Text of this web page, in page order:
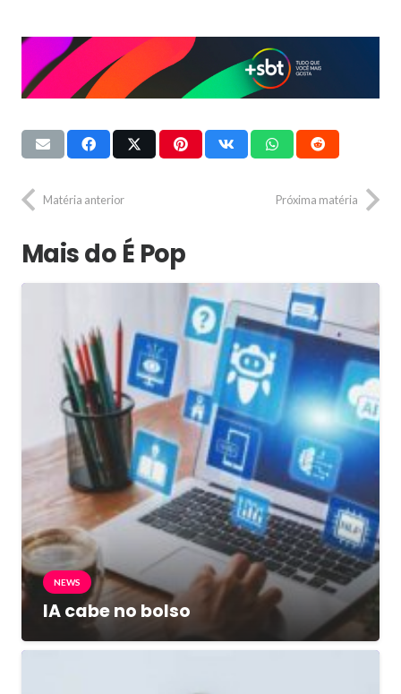
Matéria anterior Próxima matéria
Mais do É Pop
NEWS
IA cabe no bolso